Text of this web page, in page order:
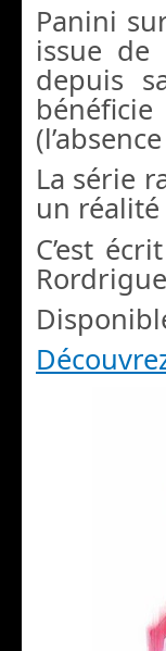
Panini
issue de
depuis
La série
un
C’est